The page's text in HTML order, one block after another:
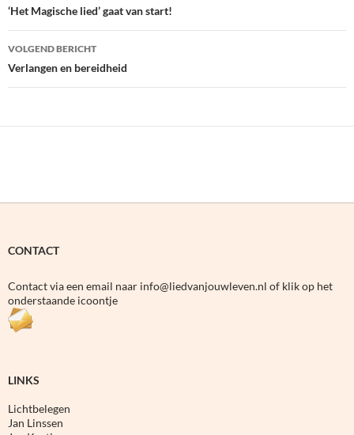
navigatie
‘Het Magische lied’ gaat van start!
VOLGEND BERICHT
Verlangen en bereidheid
CONTACT
Contact via een email naar info@liedvanjouwleven.nl of klik op het
onderstaande icoontje
LINKS
Lichtbelegen
Jan Linssen